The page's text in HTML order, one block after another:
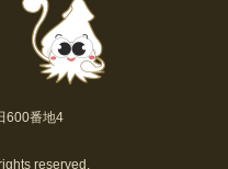
600番地4
reserved.